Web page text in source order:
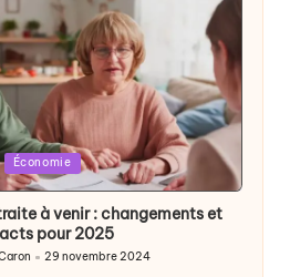
Économie
à venir : changements et
pour 2025
29 novembre 2024